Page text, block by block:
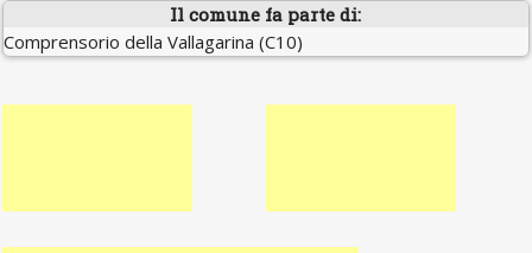
Il comune fa parte di:
Comprensorio della Vallagarina (C10)